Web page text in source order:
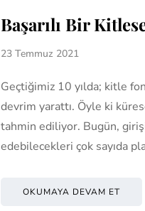
Başarılı Bir
23 Temmuz 2021
Geçtiğimiz 10 yılda; kitle
devrim yarattı. Öyle ki
tahmin ediliyor. Bugün,
edebilecekleri çok sayıda
OKUMAYA DEVAM ET